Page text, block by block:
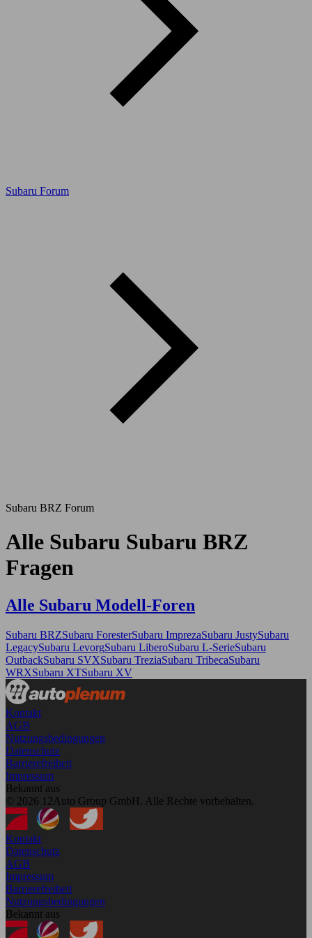
Subaru Forum
Subaru BRZ Forum
Alle Subaru Subaru BRZ
Fragen
Alle Subaru Modell-Foren
Subaru BRZSubaru ForesterSubaru ImprezaSubaru JustySubaru
LegacySubaru LevorgSubaru LiberoSubaru L-SerieSubaru
OutbackSubaru SVXSubaru TreziaSubaru TribecaSubaru
WRXSubaru XTSubaru XV
Kontakt
AGB
Nutzungsbedingungen
Datenschutz
Barrierefreiheit
Impressum
Bekannt aus
© 2026 12Auto Group GmbH. Alle Rechte vorbehalten.
Kontakt
Datenschutz
AGB
Impressum
Barrierefreiheit
Nutzungsbedingungen
Bekannt aus